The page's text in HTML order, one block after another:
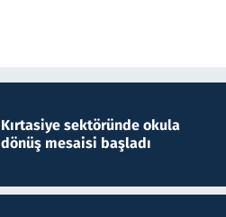
Kırtasiye sektöründe okula
dönüş mesaisi başladı